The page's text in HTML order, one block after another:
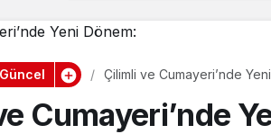
Güncel Çilimli ve Cumayeri’nde
Cumayeri’nde